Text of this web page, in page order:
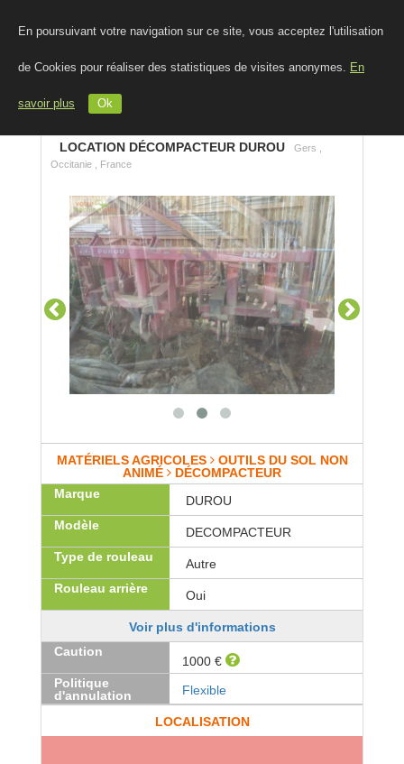
En poursuivant votre navigation sur ce site, vous acceptez l'utilisation
de Cookies pour réaliser des statistiques de visites anonymes. En
savoir plus Ok
LOCATION DÉCOMPACTEUR DUROU
Gers ,
Occitanie , France
MATÉRIELS AGRICOLES OUTILS DU SOL NON
ANIMÉ
DÉCOMPACTEUR
Marque
DUROU
Modèle
DECOMPACTEUR
Type de rouleau
Autre
Rouleau arrière
Oui
Voir plus d'informations
Caution
1000 €
Politique
d'annulation
Flexible
LOCALISATION